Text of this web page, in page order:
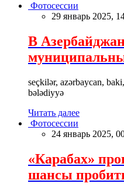
Фотосессии
29 январь 2025,
В
seçkilər, azərbaycan,
bələdiyyə
Читать далее
Фотосессии
24 январь 2025,
«Карабах»
шансы